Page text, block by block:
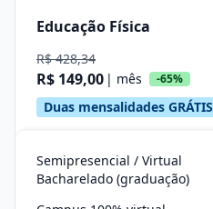
Educação Física
R$ 428,34
R$ 149,00 | mês -65%
Duas mensalidades GRÁTIS
Semipresencial / Virtual
Bacharelado (graduação)